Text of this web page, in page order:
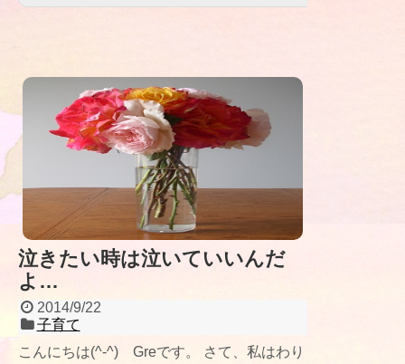
泣きたい時は泣いていいんだ
よ…
2014/9/22
子育て
こんにちは(^-^) Greです。 さて、私はわり